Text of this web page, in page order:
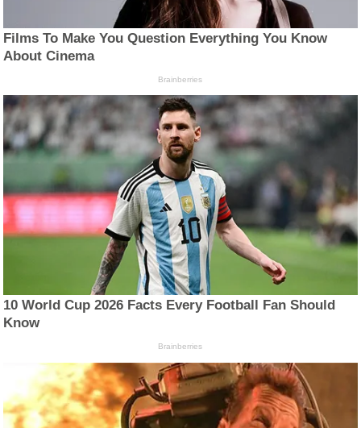
Films To Make You Question Everything You Know
About Cinema
Brainberries
10 World Cup 2026 Facts Every Football Fan Should
Know
Brainberries